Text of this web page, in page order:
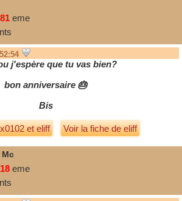
81 eme
j'espère que tu vas bien?
bon anniversaire 🎂
Bis
eteliff Voir la fiche de eliff
Mc
18 eme